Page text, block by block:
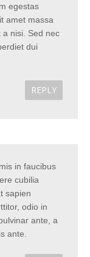
egestas
amet massa
nisi. Sed nec
dui
REPLY
in faucibus
cubilia
sapien
odio in
ante, a
ante.